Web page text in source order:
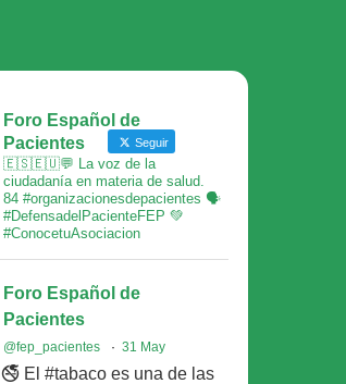
Foro Español de
Pacientes
Seguir
🇪🇸🇪🇺💬 La voz de la
ciudadanía en materia de salud.
84 #organizacionesdepacientes 🗣
#DefensadelPacienteFEP 💚
#ConocetuAsociacion
Foro Español de
Pacientes
@fep_pacientes · 31 May
🚭 El #tabaco es una de las